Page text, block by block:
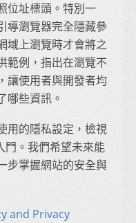
位址標頭。特別一
導瀏覽器完全隱藏參
域上瀏覽時才會將之
範例，指出在瀏覽不
讓使用者與開發者均
哪些資訊。
用的隱私設定，檢視
門。我們希望未來能
步掌握網站的安全與
and Privacy